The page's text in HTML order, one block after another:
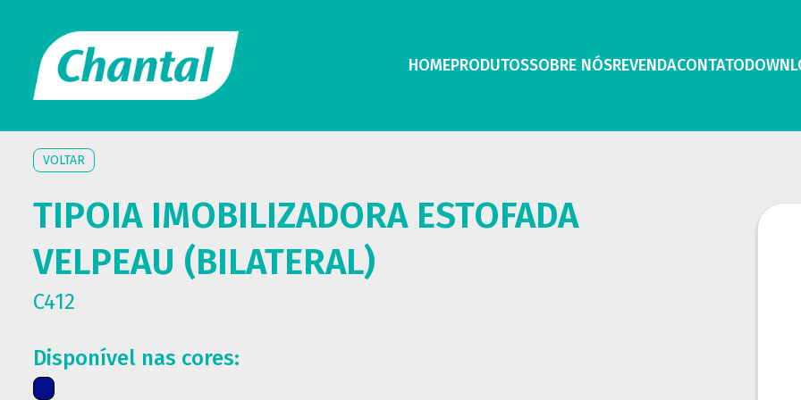
HOMEPRODUTOSSOBRE NÓSREVENDACONTATO
VOLTAR
TIPOIA IMOBILIZADORA ESTOFADA
VELPEAU (BILATERAL)
C412
Disponível nas cores: